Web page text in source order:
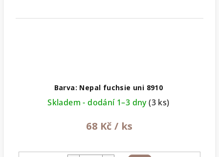
Barva: Nepal fuchsie uni 8910
Skladem - dodání 1–3 dny(3 ks)
68 Kč / ks